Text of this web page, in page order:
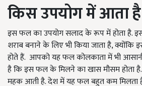
किस उपयोग में आता
इस फल का उपयोग सलाद के रूप में होता है.
शराब बनाने के लिए भी किया जाता है,
होते हैं. आपको यह फल कोलकाता में भी
है कि इस फल के मिलने का खास मौसम होता
महक आती है. देश में यह फल बहुत कम मिलता